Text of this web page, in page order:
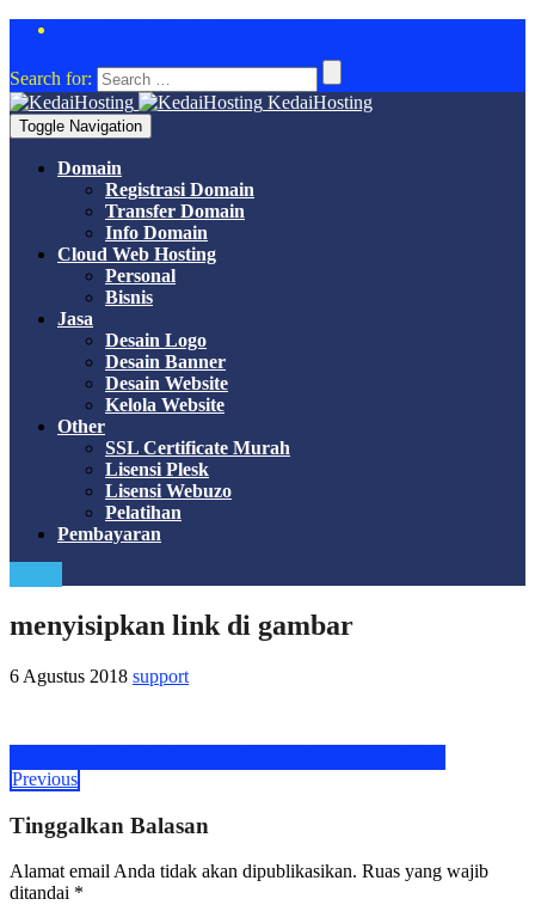
Search for:
KedaiHosting
Toggle Navigation
Domain
Registrasi Domain
Transfer Domain
Info Domain
Cloud Web Hosting
Personal
Bisnis
Jasa
Desain Logo
Desain Banner
Desain Website
Kelola Website
Other
SSL Certificate Murah
Lisensi Plesk
Lisensi Webuzo
Pelatihan
Pembayaran
menyisipkan link di gambar
6 Agustus 2018 support
Previous
Tinggalkan Balasan
Alamat email Anda tidak akan dipublikasikan. Ruas yang wajib
ditandai *